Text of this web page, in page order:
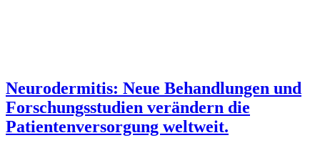
Neurodermitis: Neue Behandlungen und
Forschungsstudien verändern die
Patientenversorgung weltweit.